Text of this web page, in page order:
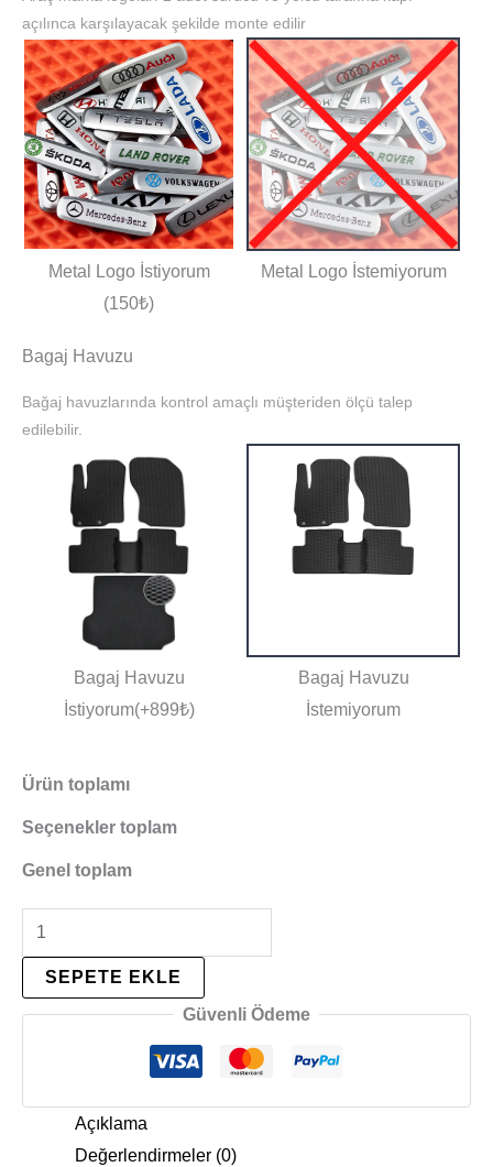
açılınca karşılayacak şekilde monte edilir
Metal Logo İstiyorum
(150₺)
Metal Logo İstemiyorum
Bagaj Havuzu
Bağaj havuzlarında kontrol amaçlı müşteriden ölçü talep
edilebilir.
Bagaj Havuzu
İstiyorum(+899₺)
Bagaj Havuzu
İstemiyorum
Ürün toplamı
Seçenekler toplam
Genel toplam
SEPETE EKLE
Güvenli Ödeme
Açıklama
Değerlendirmeler (0)